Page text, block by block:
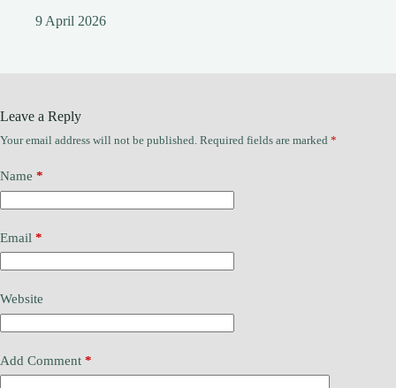
9 April 2026
Leave a Reply
Your email address will not be published. Required fields are marked *
Name *
Email *
Website
Add Comment *